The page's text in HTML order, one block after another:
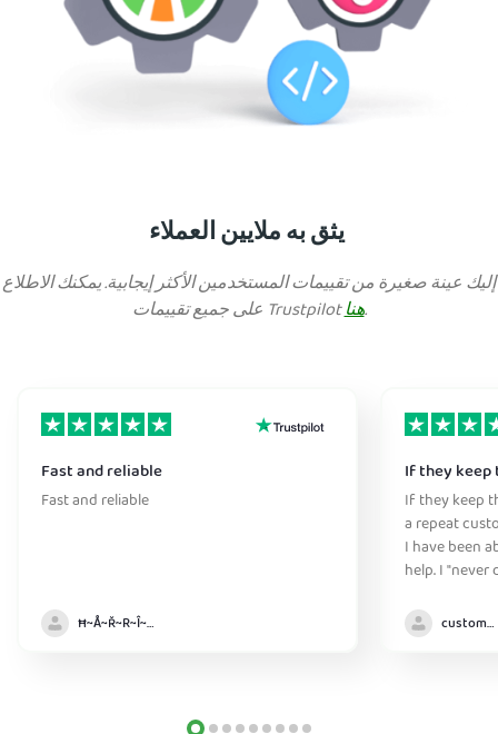
يثق به ملايين العملاء
إليك عينة صغيرة من تقييمات المستخدمين الأكثر إيجابية. يمكنك الاطلاع
على جميع تقييمات Trustpilotهنا.
Fast and reliable
Fast and reliable
Ħ~Å~Ř~R~Î~ẞ👻
If they keep
If they keep
a repeat
I have been
help. I
customer